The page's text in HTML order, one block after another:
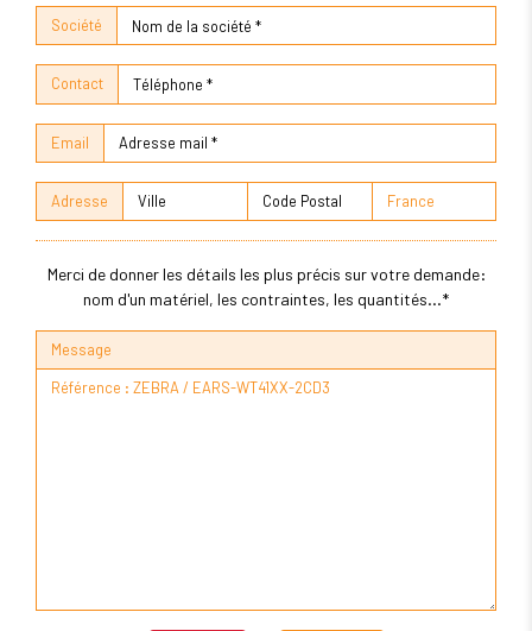
Société
Contact
Email
Adresse
Merci de donner les détails les plus précis sur votre demande:
nom d'un matériel, les contraintes, les quantités...*
Message